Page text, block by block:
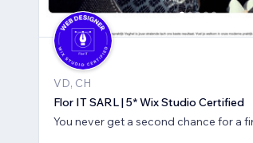
VD, CH
Flor IT SARL | 5* Wix Studio Certified
You never get a second chance for a